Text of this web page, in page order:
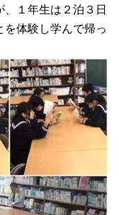
１年生は２泊３日
体験し学んで帰っ